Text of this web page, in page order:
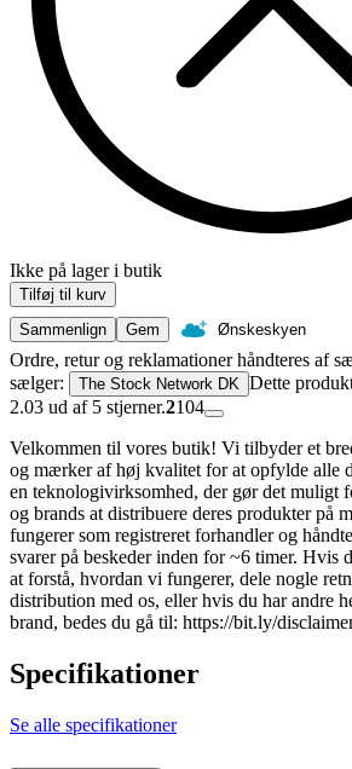
Ikke på lager i butik
Tilføj til kurv
Sammenlign
Gem Ønskeskyen
Ordre, retur og reklamationer håndteres af
sælger:
The Stock Network DK Dette
2.03 ud af 5 stjerner.2104
Velkommen til vores butik! Vi tilbyder et
og mærker af høj kvalitet for at opfylde alle
en teknologivirksomhed, der gør det muligt
og brands at distribuere deres produkter på
fungerer som registreret forhandler og
svarer på beskeder inden for ~6 timer. Hvis
at forstå, hvordan vi fungerer, dele nogle
distribution med os, eller hvis du har andre
brand, bedes du gå til: https://bit.ly/
Specifikationer
Se alle specifikationer